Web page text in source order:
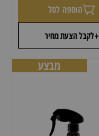
+לקבל הצעת מחיר
הוספה לסל
מבצע